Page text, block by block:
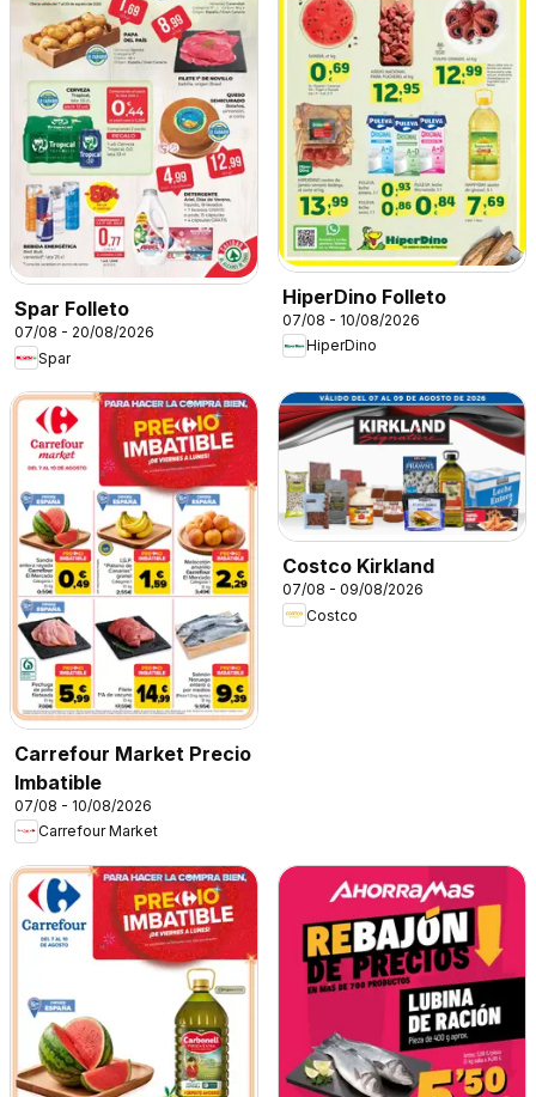
Spar Folleto
07/08 - 20/08/2026
Spar
HiperDino Folleto
07/08 - 10/08/2026
HiperDino
Carrefour Market Precio
Imbatible
07/08 - 10/08/2026
Carrefour Market
Costco Kirkland
07/08 - 09/08/2026
Costco